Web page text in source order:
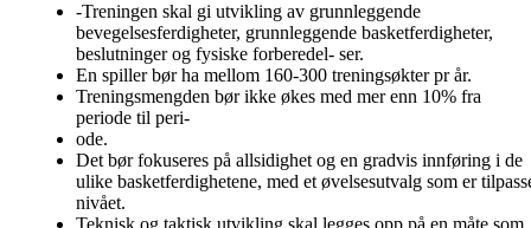
-Treningen skal gi utvikling av grunnleggende
bevegelsesferdigheter, grunnleggende basketferdigheter,
beslutninger og fysiske forberedel- ser.
En spiller bør ha mellom 160-300 treningsøkter pr år.
Treningsmengden bør ikke økes med mer enn 10% fra
periode til peri-
ode.
Det bør fokuseres på allsidighet og en gradvis innføring i de
ulike basketferdighetene, med et øvelsesutvalg som er
nivået.